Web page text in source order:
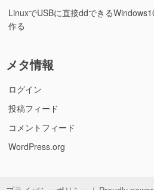
LinuxでUSBに直接ddできる
作る
メタ情報
ログイン
投稿フィード
コメントフィード
WordPress.org